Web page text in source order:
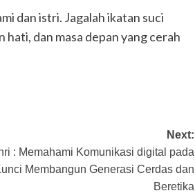
dan istri. Jagalah ikatan suci
dan masa depan yang cerah
Next:
: Memahami Komunikasi digital pada
Membangun Generasi Cerdas dan
Beretika